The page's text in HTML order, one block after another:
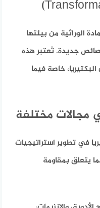
الوراثية من بيئتها
جديدة. تُعتبر هذه
خاصة فيما
مجالات مختلفة
في تطوير استراتيجيات
يتعلق بمقاومة